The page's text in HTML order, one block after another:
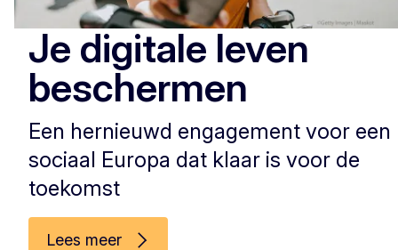
Je digitale leven
beschermen
Een hernieuwd engagement voor een
sociaal Europa dat klaar is voor de
toekomst
Lees meer